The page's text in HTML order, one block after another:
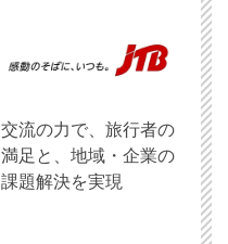
交流の力で、旅行者の
満足と、地域・企業の
課題解決を実現